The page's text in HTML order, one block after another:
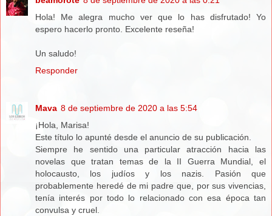
Hola! Me alegra mucho ver que lo has disfrutado! Yo
espero hacerlo pronto. Excelente reseña!
Un saludo!
Responder
Mava 8 de septiembre de 2020 a las 5:54
¡Hola, Marisa!
Este título lo apunté desde el anuncio de su publicación.
Siempre he sentido una particular atracción hacia las
novelas que tratan temas de la II Guerra Mundial, el
holocausto, los judíos y los nazis. Pasión que
probablemente heredé de mi padre que, por sus vivencias,
tenía interés por todo lo relacionado con esa época tan
convulsa y cruel.